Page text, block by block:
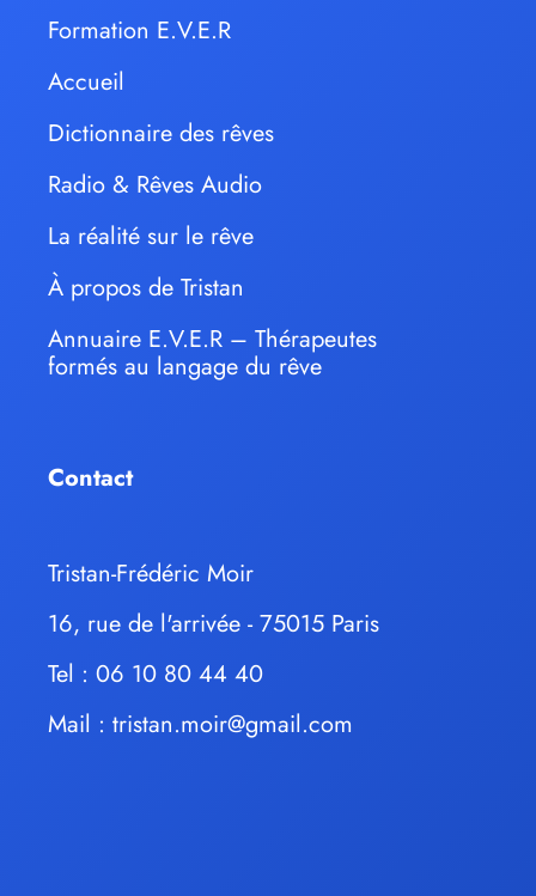
Formation E.V.E.R
Accueil
Dictionnaire des rêves
Radio & Rêves Audio
La réalité sur le rêve
À propos de Tristan
Annuaire E.V.E.R – Thérapeutes
formés au langage du rêve
Contact
Tristan-Frédéric Moir
16, rue de l'arrivée - 75015 Paris
Tel : 06 10 80 44 40
Mail : tristan.moir@gmail.com